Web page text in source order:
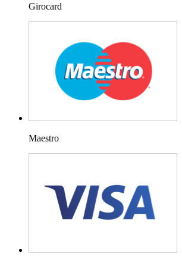
Girocard
Maestro